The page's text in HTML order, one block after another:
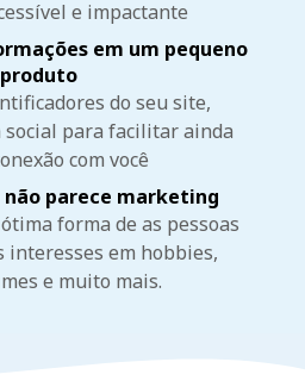
e impactante
em um pequeno
produto
do seu site,
para facilitar ainda
com você
parece marketing
forma de as pessoas
interesses em hobbies,
e muito mais.